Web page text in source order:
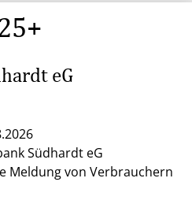
eG
Südhardt eG
Meldung von Verbrauchern